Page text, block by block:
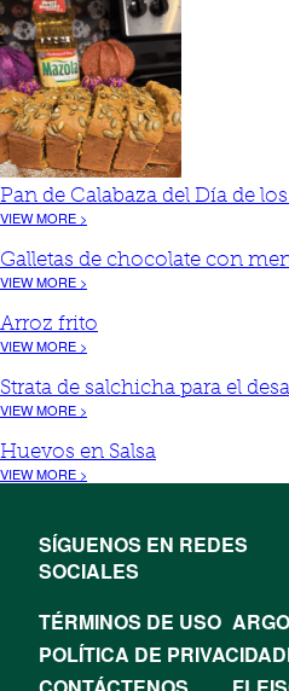
Pan de Calabaza del Día de
VIEW MORE >
Galletas de chocolate con
VIEW MORE >
Arroz frito
VIEW MORE >
Strata de salchicha para el
VIEW MORE >
Huevos en Salsa
VIEW MORE >
SÍGUENOS EN REDES
SOCIALES
TÉRMINOS DE USO
POLÍTICA DE PRIVACIDAD